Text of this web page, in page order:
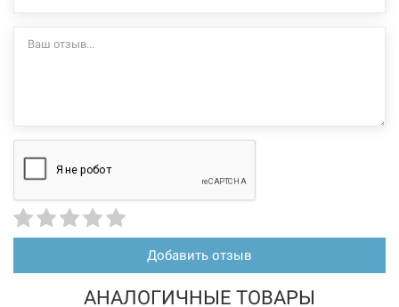
не несет.
Добавить отзыв
АНАЛОГИЧНЫЕ ТОВАРЫ